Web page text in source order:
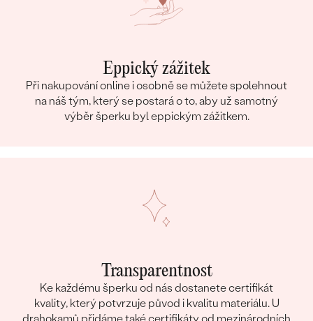
Eppický zážitek
Při nakupování online i osobně se můžete spolehnout
na náš tým, který se postará o to, aby už samotný
výběr šperku byl eppickým zážitkem.
Transparentnost
Ke každému šperku od nás dostanete certifikát
kvality, který potvrzuje původ i kvalitu materiálu. U
drahokamů přidáme také certifikáty od mezinárodních